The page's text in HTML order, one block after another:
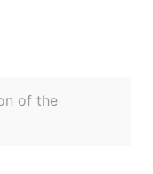
of the